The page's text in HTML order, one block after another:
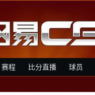
赛程 比分直播 球员